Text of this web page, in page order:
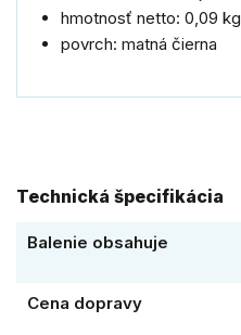
hmotnosť netto: 0,09 kg
povrch: matná čierna
Technická špecifikácia
Balenie obsahuje
Cena dopravy